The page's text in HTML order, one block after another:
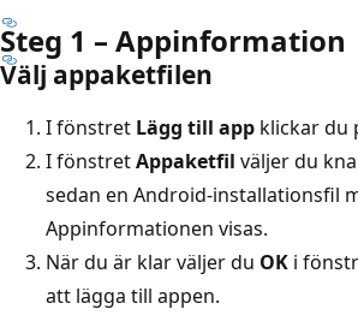
Steg 1 – Appinformation
Välj appaketfilen
I fönstret Lägg till app klickar du
I fönstretAppaketfil väljer du
sedan en Android-installationsfil
Appinformationen visas.
När du är klar väljer du OK i
att lägga till appen.